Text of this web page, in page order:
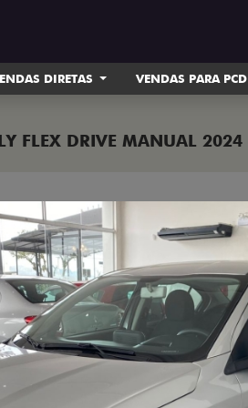
DIRETAS VENDAS PARA PCD
FLEX DRIVE MANUAL 2024